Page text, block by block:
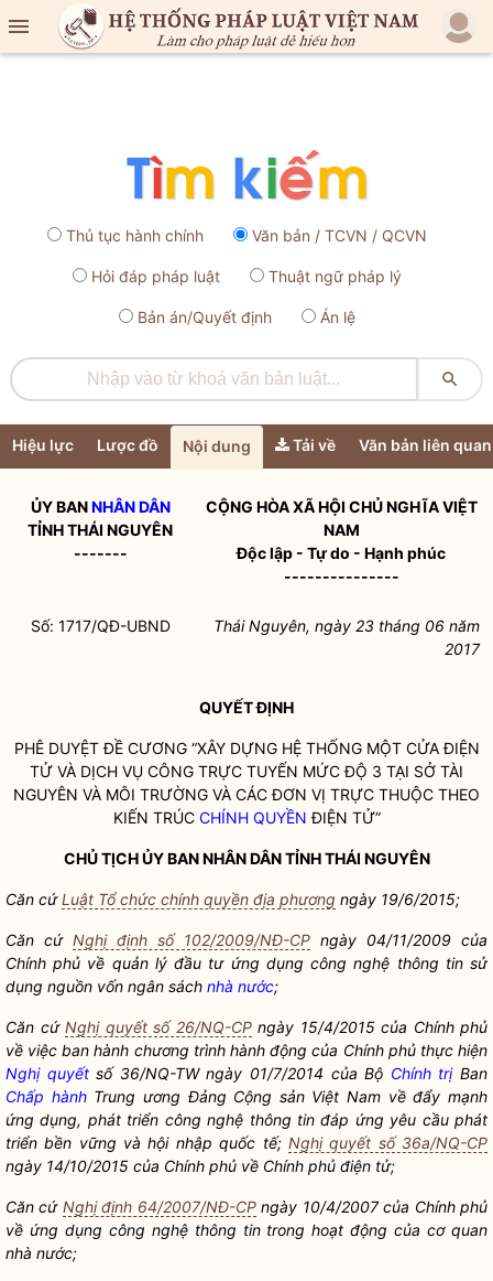

Thủ tục hành chính Văn bản / TCVN / QCVN
Hỏi đáp pháp luật Thuật ngữ pháp lý
Bản án/Quyết định Án lệ

Hiệu lực Lược đồ Nội dung Tải về Văn bản liên quan
ỦY BANNHÂN DÂN
TỈNH THÁI NGUYÊN
-------
CỘNG HÒA XÃ HỘI CHỦ NGHĨA VIỆT
NAM
Độc lập - Tự do - Hạnh phúc
---------------
Số: 1717/QĐ-UBND Thái Nguyên, ngày 23tháng 06 năm
2017
QUYẾT ĐỊNH
PHÊ DUYỆT ĐỀ CƯƠNG “XÂY DỰNG HỆ THỐNG MỘT CỬA ĐIỆN
TỬ VÀ DỊCH VỤ CÔNG TRỰC TUYẾN MỨC ĐỘ 3 TẠI SỞ TÀI
NGUYÊN VÀ MÔI TRƯỜNG VÀ CÁC ĐƠN VỊ TRỰC THUỘC THEO
KIẾN TRÚC CHÍNH QUYỀN ĐIỆN TỬ”
CHỦ TỊCH ỦY BANNHÂN DÂNTỈNH THÁI NGUYÊN
Căn cứLuật Tổ chức chính quyền địa phương ngày 19/6/2015;
Căn cứ Nghị định số 102/2009/NĐ-CP ngày 04/11/2009 của
Chính phủ về quản lý đầu tư ứng dụng công nghệ thông tin sử
dụng nguồn vốn ngân sách nhà nước;
Căn cứ Nghị quyết số 26/NQ-CPngày 15/4/2015 của Chính phủ
về việc ban hành chương trình hành động của Chính phủ thực hiện
Nghị quyếtsố 36/NQ-TW ngày 01/7/2014 của Bộ Chính trịBan
Chấp hànhTrung ương Đảng Cộng sản Việt Nam về đẩy mạnh
ứng dụng, phát triển công nghệ thông tin đáp ứng yêu cầu phát
triển bền vững và hội nhập quốc tế; Nghị quyết số 36a/NQ-CP
ngày 14/10/2015 của Chính phủ về Chính phủ điện tử;
Căn cứ Nghị định 64/2007/NĐ-CPngày 10/4/2007 của Chính phủ
về ứng dụng công nghệ thông tin trong hoạt động của cơ quan
nhà nước;